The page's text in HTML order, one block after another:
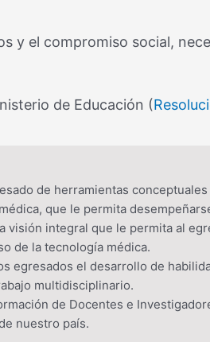
y el compromiso social,
de Educación (
de herramientas
que le permita
visión integral que le permita al
de la tecnología médica.
egresados el desarrollo de
multidisciplinario.
de Docentes e
nuestro país.